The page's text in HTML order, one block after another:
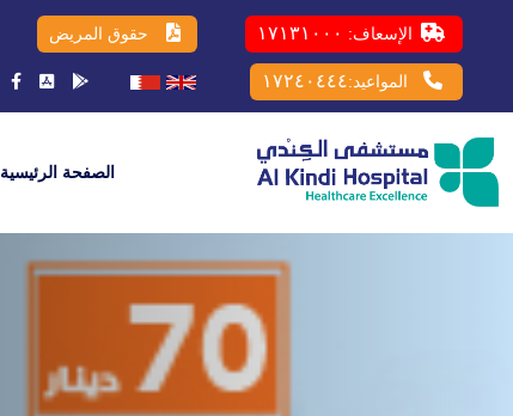
الإسعاف: ١٧١٣١٠٠٠ حقوق المريض
المواعيد:١٧٢٤٠٤٤٤
الصفحة الرئيسية